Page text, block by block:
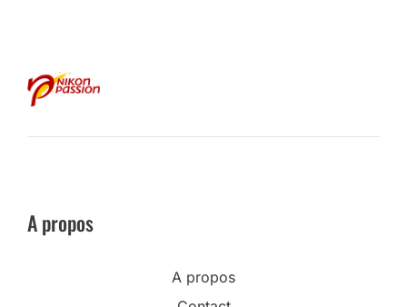
A propos
A propos